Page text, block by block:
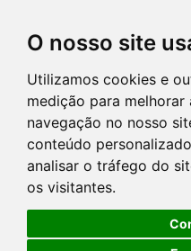
O nosso site
Utilizamos cookies e
medição para melhorar
navegação no nosso
conteúdo
analisar o tráfego do
os visitantes.